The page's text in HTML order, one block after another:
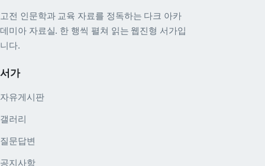
고전 인문학과 교육 자료를 정독하는 다크 아카
데미아 자료실. 한 행씩 펼쳐 읽는 웹진형 서가입
니다.
서가
자유게시판
갤러리
질문답변
공지사항